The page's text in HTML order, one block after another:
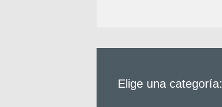
Elige una categoría: